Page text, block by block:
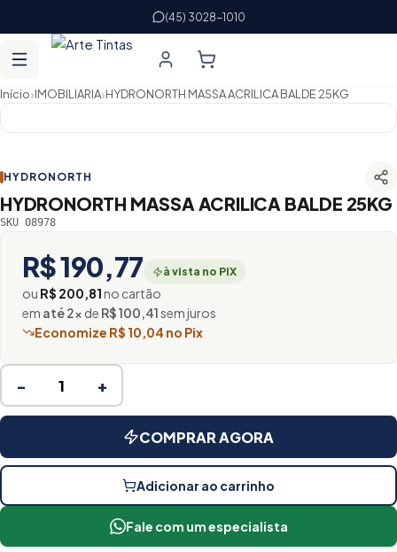
(45) 3028-1010
Início›IMOBILIARIA›HYDRONORTH MASSA ACRILICA BALDE 25KG
HYDRONORTH
HYDRONORTH MASSA ACRILICA BALDE 25KG
SKU 08978
R$ 190,77 à vista no PIX
ou R$ 200,81no cartão
em até 2× de R$ 100,41sem juros
Economize R$ 10,04 no Pix
− +
COMPRAR AGORA
Adicionar ao carrinho
Fale com um especialista